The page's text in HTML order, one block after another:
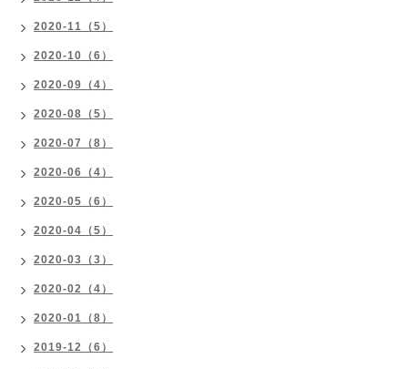
2020-11（5）
2020-10（6）
2020-09（4）
2020-08（5）
2020-07（8）
2020-06（4）
2020-05（6）
2020-04（5）
2020-03（3）
2020-02（4）
2020-01（8）
2019-12（6）